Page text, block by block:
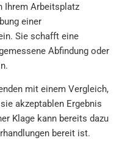
Ihrem Arbeitsplatz
einer
Sie schafft eine
Abfindung oder
mit einem Vergleich,
akzeptablen Ergebnis
Klage kann bereits dazu
bereit ist.